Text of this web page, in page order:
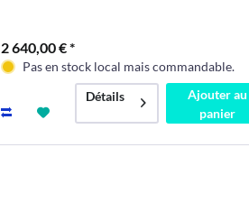
2 640,00 € *
Pas en stock local mais commandable.
Détails
Ajouter au
panier